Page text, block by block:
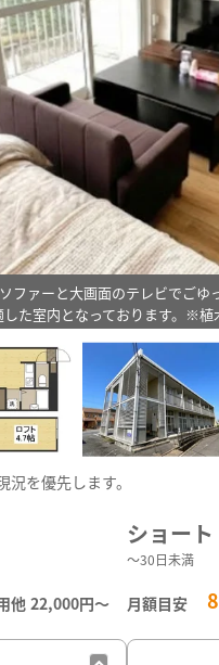
ァーと大画面のテレビでごゆ
た室内となっております。※植
を優先します。
他 22,000円〜
ショート
～30日未満
月額目安